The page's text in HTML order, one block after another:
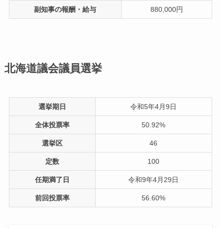
副知事の報酬・給与 880,000円
北海道議会議員選挙
選挙期日 令和5年4月9日
全体投票率 50.92%
選挙区 46
定数 100
任期満了日 令和9年4月29日
前回投票率 56.60%